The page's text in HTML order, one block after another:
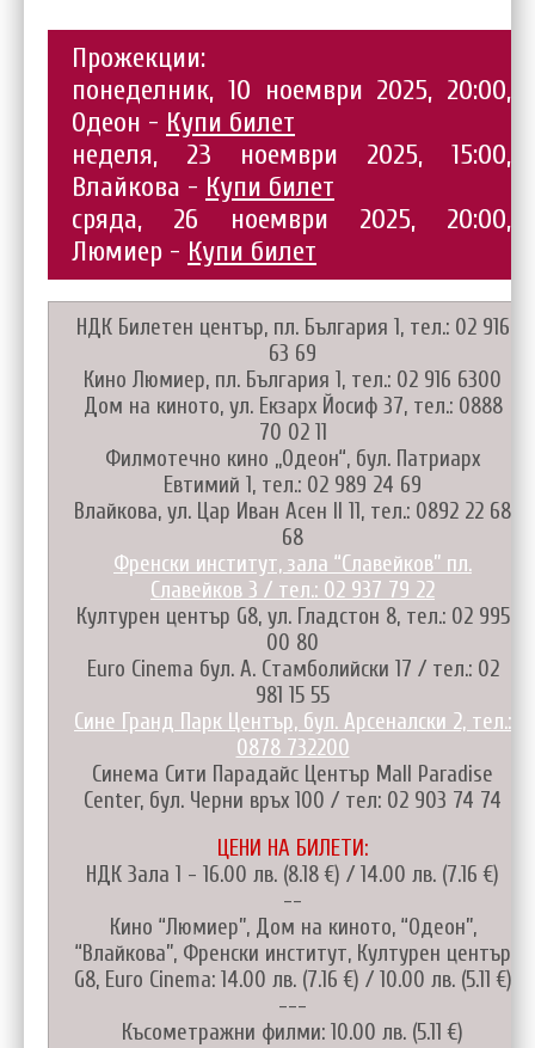
Прожекции:
понеделник, 10 ноември 2025, 20:00,
Одеон - Купи билет
неделя, 23 ноември 2025, 15:00,
Влайкова - Купи билет
сряда, 26 ноември 2025, 20:00,
Люмиер - Купи билет
НДК Билетен център, пл. България 1, тел.: 02 916
63 69
Кино Люмиер, пл. България 1, тел.: 02 916 6300
Дом на киното, ул. Екзарх Йосиф 37, тел.: 0888
70 02 11
Филмотечно кино „Одеон“, бул. Патриарх
Евтимий 1, тел.: 02 989 24 69
Влайкова, ул. Цар Иван Асен II 11, тел.: 0892 22 68
68
Френски институт, зала “Славейков” пл.
Славейков 3 / тел.: 02 937 79 22
Културен център G8, ул. Гладстон 8, тел.: 02 995
00 80
Euro Cinema бул. А. Стамболийски 17 / тел.: 02
981 15 55
Сине Гранд Парк Център, бул. Арсеналски 2, тел.:
0878 732200
Синема Сити Парадайс Център Mall Paradise
Center, бул. Черни връх 100 / тел: 02 903 74 74
ЦЕНИ НА БИЛЕТИ:
НДК Зала 1 - 16.00 лв. (8.18 €) / 14.00 лв. (7.16 €)
--
Кино “Люмиер”, Дом на киното, “Одеон”,
“Влайкова”, Френски институт, Културен център
G8, Euro Cinema: 14.00 лв. (7.16 €) / 10.00 лв. (5.11 €)
---
Късометражни филми: 10.00 лв. (5.11 €)